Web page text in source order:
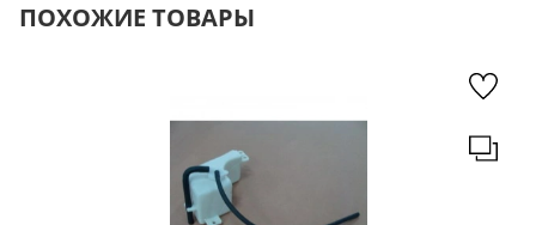
ПОХОЖИЕ ТОВАРЫ